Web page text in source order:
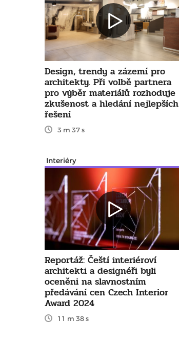
Design, trendy a zázemí pro
architekty. Při volbě partnera
pro výběr materiálů rozhoduje
zkušenost a hledání nejlepších
řešení
3 m 37 s
Interiéry
Reportáž: Čeští interiéroví
architekti a designéři byli
oceněni na slavnostním
předávání cen Czech Interior
Award 2024
11 m 38 s